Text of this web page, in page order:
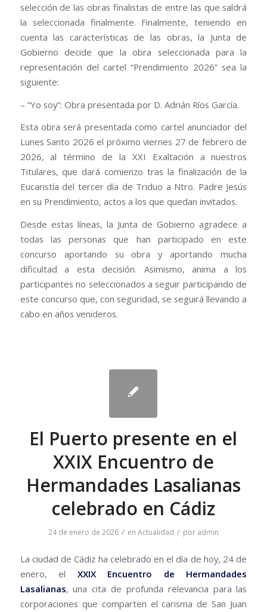
selección de las obras finalistas de entre las que saldrá
la seleccionada finalmente. Finalmente, teniendo en
cuenta las características de las obras, la Junta de
Gobierno decide que la obra seleccionada para la
representación del cartel “Prendimiento 2026” sea la
siguiente:
– “Yo soy”: Obra presentada por D. Adrián Ríos García.
Esta obra será presentada como cartel anunciador del
Lunes Santo 2026 el próximo viernes 27 de febrero de
2026, al término de la XXI Exaltación a nuestros
Titulares, que dará comienzo tras la finalización de la
Eucaristía del tercer día de Triduo a Ntro. Padre Jesús
en su Prendimiento, actos a los que quedan invitados.
Desde estas líneas, la Junta de Gobierno agradece a
todas las personas que han participado en este
concurso aportando su obra y aportando mucha
dificultad a esta decisión. Asimismo, anima a los
participantes no seleccionados a seguir participando de
este concurso que, con seguridad, se seguirá llevando a
cabo en años venideros.
El Puerto presente en el
XXIX Encuentro de
Hermandades Lasalianas
celebrado en Cádiz
24 de enero de 2026 / en Actualidad / por admin
​La ciudad de Cádiz ha celebrado en el día de hoy, 24 de
enero, el XXIX Encuentro de Hermandades
Lasalianas, una cita de profunda relevancia para las
corporaciones que comparten el carisma de San Juan